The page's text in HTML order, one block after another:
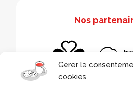
Gérer le
cookies
Nos